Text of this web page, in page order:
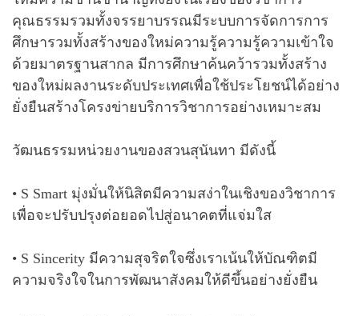
คุณธรรมรวมทั้งจรรยาบรรณมีระบบการจัดการการ
ศึกษารวมทั้งสร้างของใหม่ความรู้ความรู้ความเข้าใจ
ด้วยมาตรฐานสากล มีการศึกษาค้นคว้ารวมทั้งสร้าง
ของใหม่ผลงานระดับประเทศเพื่อใช้ประโยชน์ได้อย่าง
ยั่งยืนสร้างโครงข่ายบริการวิชาการอย่างเหมาะสม
วัฒนธรรมหน่วยงานของสวนสุนันทา มีดังนี้
• S Smart มุ่งมั่นให้นิสิตมีความสง่าในเชิงของวิชาการ
เพื่อจะปรับปรุงต่อยอดไปสู่อนาคตที่แจ่มใส
• S Sincerity มีความสุจริตใจซึ่งเราเน้นให้บัณฑิตมี
ความจริงใจในการพัฒนาสังคมให้ดีขึ้นอย่างยั่งยืน